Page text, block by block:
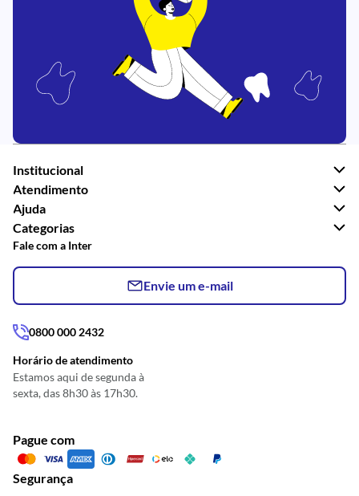
Institucional
Atendimento
Ajuda
Categorias
Fale com a Inter
Envie um e-mail
0800 000 2432
Horário de atendimento
Estamos aqui de segunda à
sexta, das 8h30 às 17h30.
Pague com
Segurança